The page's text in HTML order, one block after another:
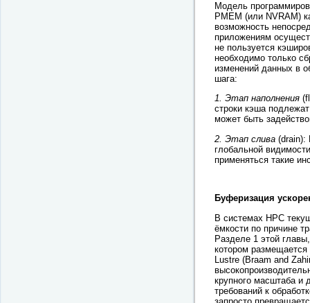
Модель
PMEM (или NVRAM)
возможность
приложениям
не пользуется
необходимо только
изменений данных в
шага:
1. Этап наполнения
строки кэша
может быть
2. Этап слива (drain):
глобальной
применяться такие
Буферизация
В системах HPC
ёмкости по причине
Разделе 1 этой
котором
Lustre (Braam and
крупного масштаба и
требований к